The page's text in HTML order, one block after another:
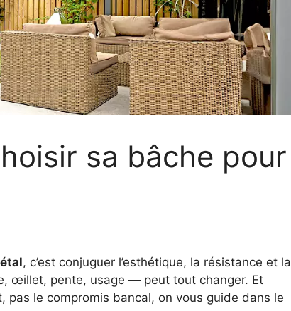
sa bâche pour
, c’est conjuguer l’esthétique, la résistance et la
œillet, pente, usage — peut tout changer. Et
pas le compromis bancal, on vous guide dans le